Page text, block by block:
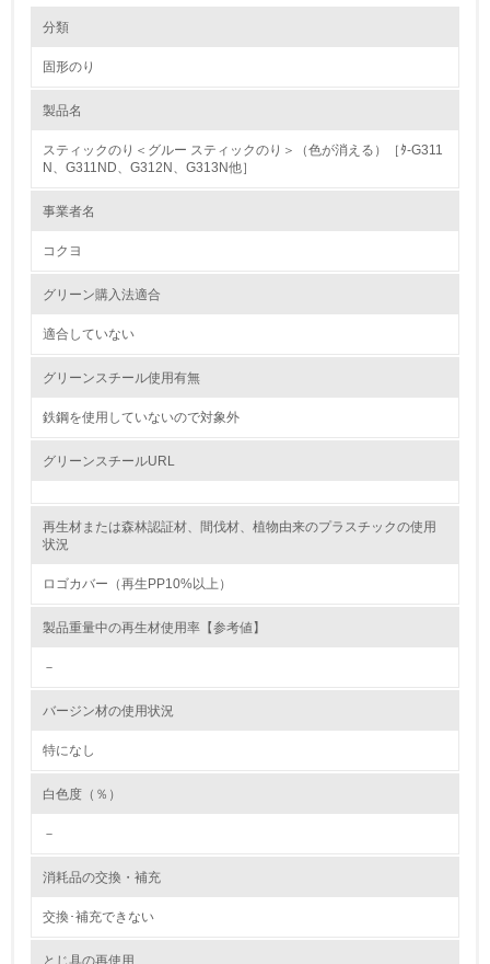
1.環境取り組み体制
1.
環境方針を持っている
環境対応の責任体制を定めている
環境問題に関する従業員教育を行っている
自社に関係する主要な環境法規制を把握し、順守している
レベル2
かしている
従業員が環境方針に基づいて自分の業務の中で行うべき環
→ 導入している規格名 ISO14001
第三者認証を取得している
分類
固形のり
製品名
スティックのり＜グルー スティックのり＞（色が消える）［ﾀ-G311
N、G311ND、G312N、G313N他］
事業者名
コクヨ
グリーン購入法適合
適合していない
グリーンスチール使用有無
鉄鋼を使用していないので対象外
グリーンスチールURL
再生材または森林認証材、間伐材、植物由来のプラスチックの使用
状況
ロゴカバー（再生PP10%以上）
製品重量中の再生材使用率【参考値】
－
バージン材の使用状況
特になし
白色度（％）
－
消耗品の交換・補充
交換･補充できない
とじ具の再使用